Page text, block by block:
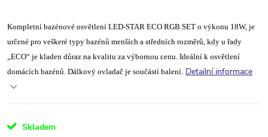
Kompletní bazénové osvětlení LED-STAR ECO RGB SET o výkonu 18W, je
určené pro veškeré typy bazénů menších a středních rozměrů, kdy u řady
„ECO“ je kladen důraz na kvalitu za výbornou cenu. Ideální k osvětlení
domácích bazénů. Dálkový ovladač je součástí balení. Detailní informace
Skladem